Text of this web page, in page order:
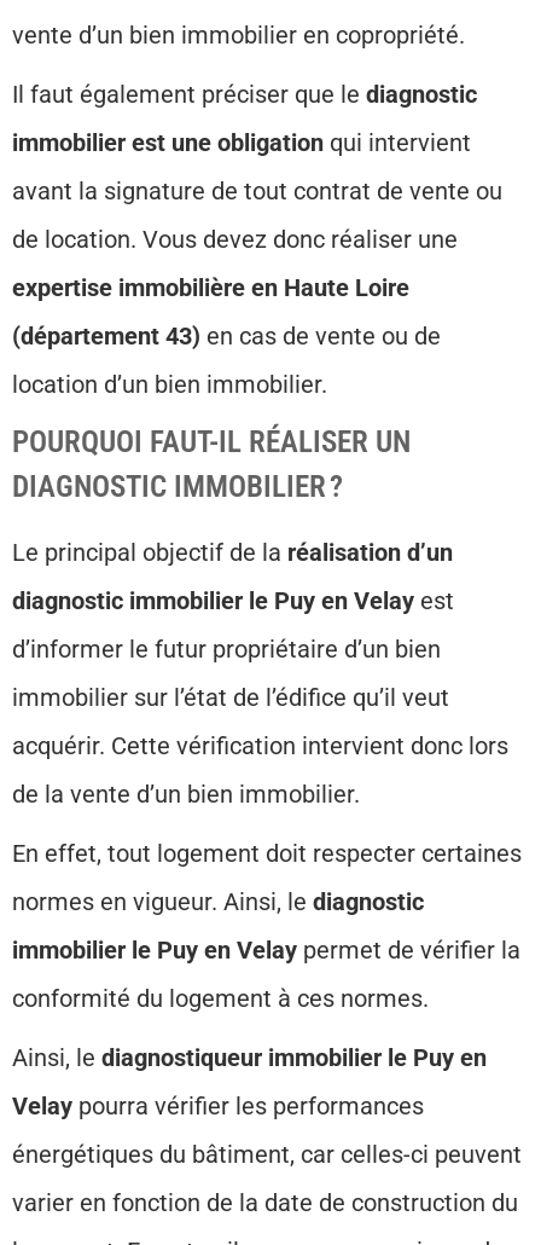
vente d’un bien immobilier en copropriété.
Il faut également préciser que le diagnostic
immobilier est une obligation qui intervient
avant la signature de tout contrat de vente ou
de location. Vous devez donc réaliser une
expertise immobilière en Haute Loire
(département 43) en cas de vente ou de
location d’un bien immobilier.
POURQUOI FAUT-IL RÉALISER UN
DIAGNOSTIC IMMOBILIER ?
Le principal objectif de la réalisation d’un
diagnostic immobilier le Puy en Velay est
d’informer le futur propriétaire d’un bien
immobilier sur l’état de l’édifice qu’il veut
acquérir. Cette vérification intervient donc lors
de la vente d’un bien immobilier.
En effet, tout logement doit respecter certaines
normes en vigueur. Ainsi, le diagnostic
immobilier le Puy en Velay permet de vérifier la
conformité du logement à ces normes.
Ainsi, le diagnostiqueur immobilier le Puy en
Velay pourra vérifier les performances
énergétiques du bâtiment, car celles-ci peuvent
varier en fonction de la date de construction du